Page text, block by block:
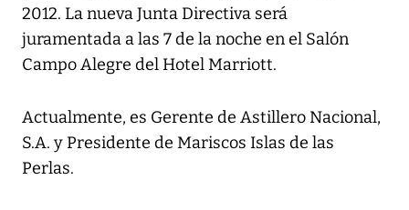
2012. La nueva Junta Directiva será
juramentada a las 7 de la noche en el Salón
Campo Alegre del Hotel Marriott.
Actualmente, es Gerente de Astillero Nacional,
S.A. y Presidente de Mariscos Islas de las
Perlas.